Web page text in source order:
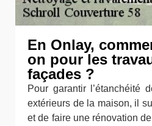
En Onlay,
on pour les
façades ?
Pour garantir l’étanchéité
extérieurs de la maison, il
et de faire une rénovation